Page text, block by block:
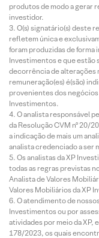
produtos de modo a gerar
investidor.
O(s) signatário(s) deste
refletem única e
foram produzidas de forma
Investimentos e que estão
decorrência de alterações
remuneração(es) é(são)
provenientes dos
Investimentos.
O analista responsável
da Resolução CVM nº 20/
a indicação de mais um
analista credenciado a ser
Os analistas da XP
todas as regras previstas
Analista de Valores
Valores Mobiliários da XP
O atendimento de
Investimentos ou por
atividades por meio da XP,
178/2023, os quais